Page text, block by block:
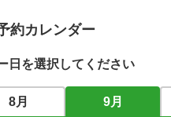
約カレンダー
日を選択してください
8月 9月